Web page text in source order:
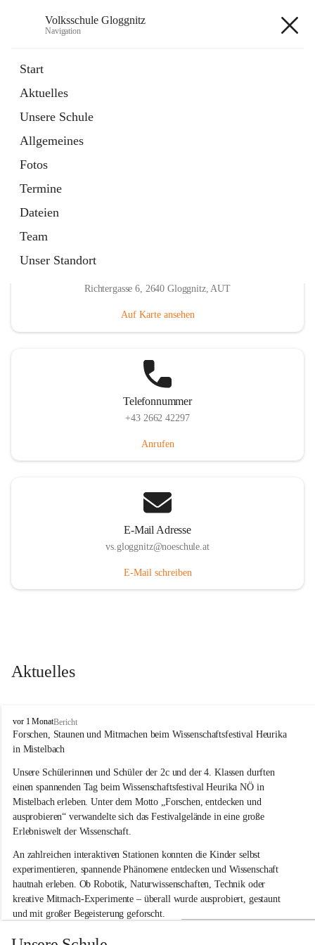
Volksschule Gloggnitz
Navigation
Start
Aktuelles
Unsere Schule
Allgemeines
Fotos
Termine
Dateien
Team
Unser Standort
Seite
in
Tab
Elternverein
öffnet
in
neuem
Tab
Richtergasse 6, 2640 Gloggnitz, AUT
Auf Karte ansehen
Telefonnummer
+43 2662 42297
Anrufen
E-Mail Adresse
vs.gloggnitz@noeschule.at
E-Mail schreiben
Aktuelles
V
o
l
s
s
c
u
l
e
G
l
o
g
g
n
i
vor 1 MonatBericht
Forschen, Staunen und Mitmachen beim Wissenschaftsfestival Heurika
in Mistelbach
Unsere Schülerinnen und Schüler der 2c und der 4. Klassen durften
einen spannenden Tag beim Wissenschaftsfestival Heurika NÖ in
Mistelbach erleben. Unter dem Motto „Forschen, entdecken und
ausprobieren“ verwandelte sich das Festivalgelände in eine große
Erlebniswelt der Wissenschaft.
An zahlreichen interaktiven Stationen konnten die Kinder selbst
experimentieren, spannende Phänomene entdecken und Wissenschaft
hautnah erleben. Ob Robotik, Naturwissenschaften, Technik oder
kreative Mitmach-Experimente – überall wurde ausprobiert, gestaunt
und mit großer Begeisterung geforscht.
Besonders beeindruckend war, dass Wissenschaftlerinnen und